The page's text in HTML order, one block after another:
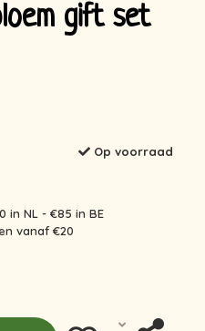
gift set
Op voorraad
in NL - €85 in BE
vanaf €20